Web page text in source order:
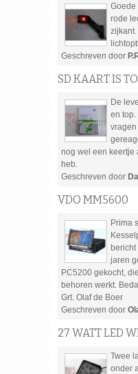
Goede
rode
Geschreven door
SD KAART IS
De
en top.
vragen
nog wel een keertje
heb.
Geschreven door
VDO MM5600
Prima
bericht
jaren
PC5200 gekocht,
behoren werkt.
Grt. Olaf de Boer
Geschreven door
27 WATT LED
Twee
onder